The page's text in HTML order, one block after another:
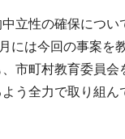
立性の確保につい
には今回の事案を
市町村教育委員
う全力で取り組ん